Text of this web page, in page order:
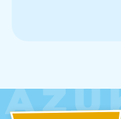
050-1881-
東京都
050-1881-